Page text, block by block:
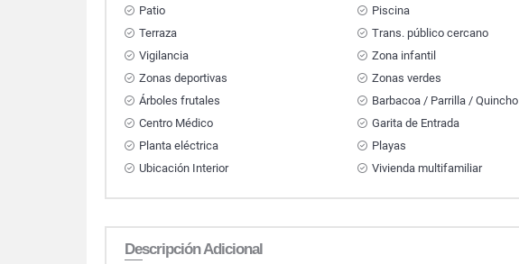
Patio
Piscina
Terraza
Trans. público cercano
Vigilancia
Zona infantil
Zonas deportivas
Zonas verdes
Árboles frutales
Barbacoa / Parrilla / Quincho
Centro Médico
Garita de Entrada
Planta eléctrica
Playas
Ubicación Interior
Vivienda multifamiliar
Descripción Adicional